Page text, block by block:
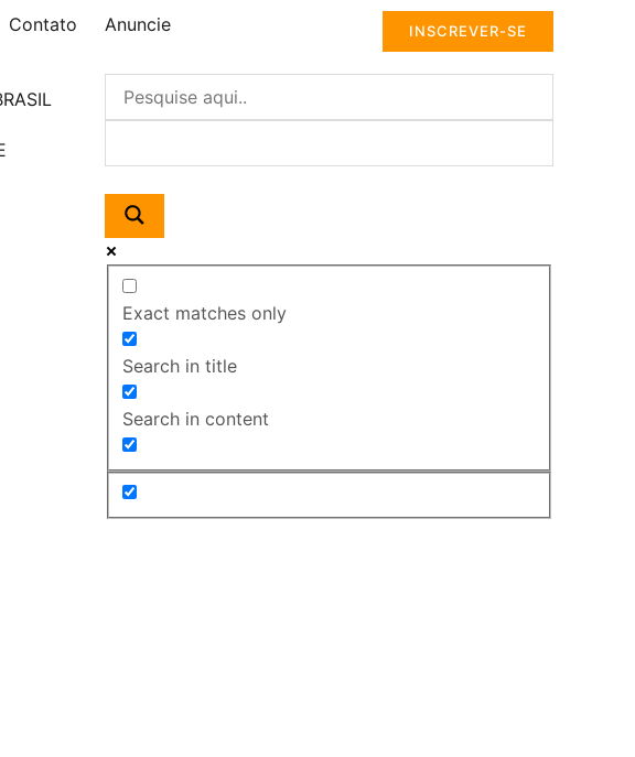
Contato Anuncie INSCREVER-SE
Exact matches only
Search in title
Search in content